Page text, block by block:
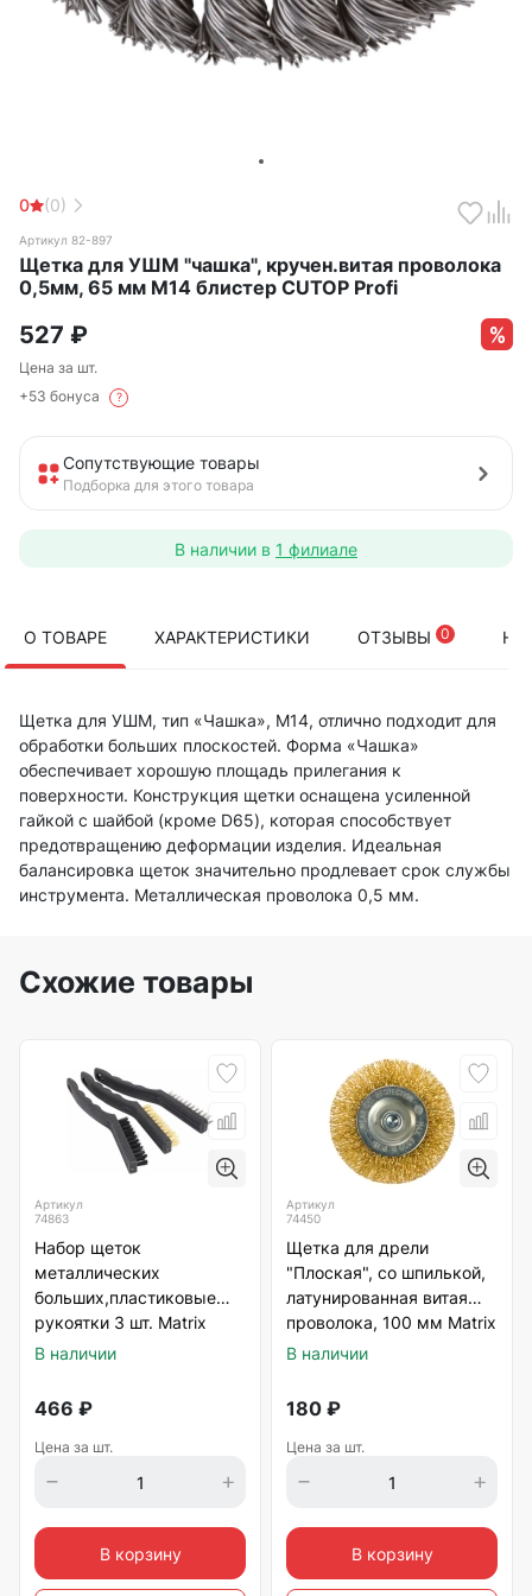
0 (0)
Артикул 82-897
Щетка для УШМ "чашка", кручен.витая проволока
0,5мм, 65 мм М14 блистер CUTOP Profi
527 ₽
Цена за шт.
+53 бонуса
?
Сопутствующие товары
Подборка для этого товара
В наличии в 1 филиале
О ТОВАРЕ ХАРАКТЕРИСТИКИ ОТЗЫВЫ 0
Щетка для УШМ, тип «Чашка», М14, отлично подходит для
обработки больших плоскостей. Форма «Чашка»
обеспечивает хорошую площадь прилегания к
поверхности. Конструкция щетки оснащена усиленной
гайкой с шайбой (кроме D65), которая способствует
предотвращению деформации изделия. Идеальная
балансировка щеток значительно продлевает срок службы
инструмента. Металлическая проволока 0,5 мм.
Схожие товары
Артикул
74863
Набор щеток
металлических
больших,пластиковые
рукоятки 3 шт. Matrix
В наличии
466 ₽
Цена за шт.
В корзину
Артикул
74450
Щетка для дрели
"Плоская", со шпилькой,
латунированная витая
проволока, 100 мм Matrix
В наличии
180 ₽
Цена за шт.
В корзину